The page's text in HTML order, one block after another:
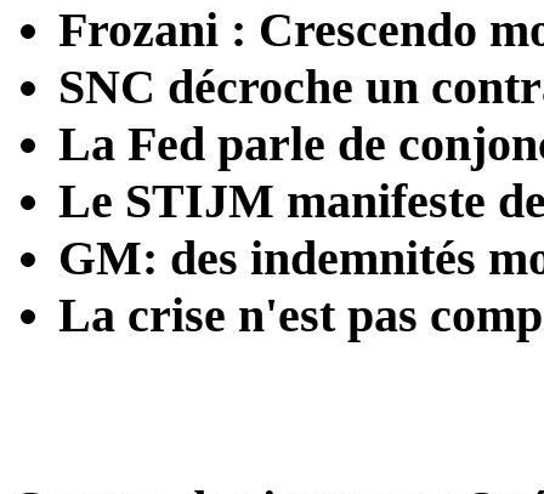
Frozani : Crescendo
SNC décroche un
La Fed parle de
Le STIJM manifeste
GM: des indemnités
La crise n'est pas